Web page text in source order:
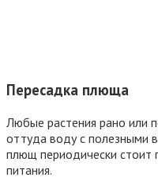
Пересадка плюща
Любые растения рано или
оттуда воду с полезными
плющ периодически стоит
питания.